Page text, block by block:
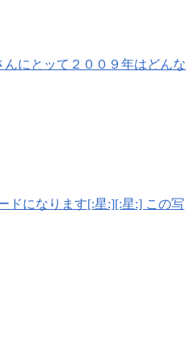
とッて２００９年はどんな
なります[:星:][:星:] この写